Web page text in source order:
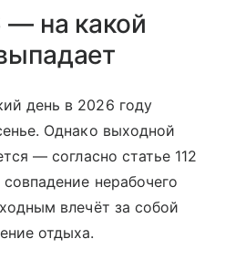
на какой
день в 2026 году
Однако выходной
— согласно статье 112
нерабочего
влечёт за собой
отдыха.